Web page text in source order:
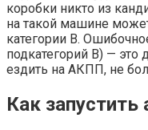
коробки никто из
на такой машине
категории В.
подкатегорий B) — это
ездить на АКПП, не
Как